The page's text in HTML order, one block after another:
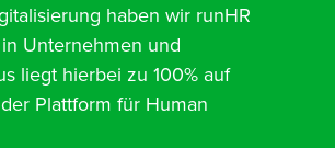
haben wir runHR
Unternehmen und
liegt hierbei zu 100% auf
Plattform für Human